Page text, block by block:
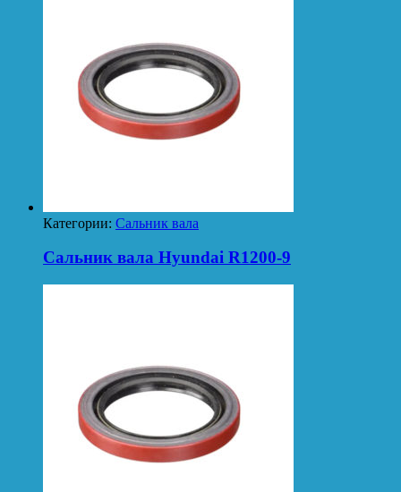
Категории: Сальник вала
Сальник вала Hyundai R1200-9